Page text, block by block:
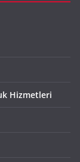
Hizmetleri